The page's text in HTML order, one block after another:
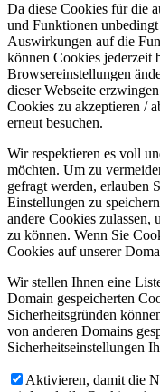
Da diese Cookies für die
und Funktionen
Auswirkungen auf die
können Cookies jederzeit
Browsereinstellungen
dieser Webseite
Cookies zu akzeptieren /
erneut besuchen.
Wir respektieren es voll
möchten. Um zu
gefragt werden, erlauben
Einstellungen zu
andere Cookies
zu können. Wenn Sie
Cookies auf unserer
Wir stellen Ihnen eine
Domain gespeicherten
Sicherheitsgründen
von anderen Domains
Sicherheitseinstellungen
Aktivieren, damit die